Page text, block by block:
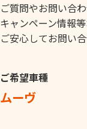
ご質問やお問い合
キャンペーン情報
ご安心してお問い合
ご希望車種
ムーヴ